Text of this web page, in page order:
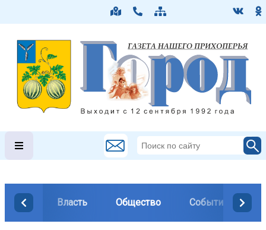
Власть Общество События